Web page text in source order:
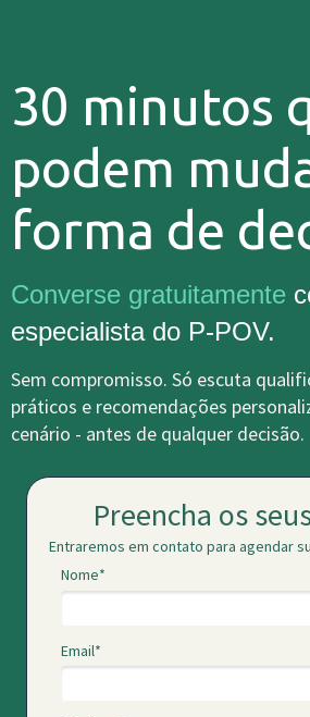
30 minutos
podem
forma de
Converse gratuitamente
especialista do P-POV.
Sem compromisso. Só escuta
práticos e recomendações
cenário - antes de qualquer decisão.
Preencha os
Entraremos em contato para agendar
Nome*
Email*